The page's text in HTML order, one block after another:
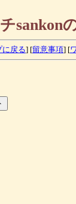
sankon
に戻る] [留意事項] [